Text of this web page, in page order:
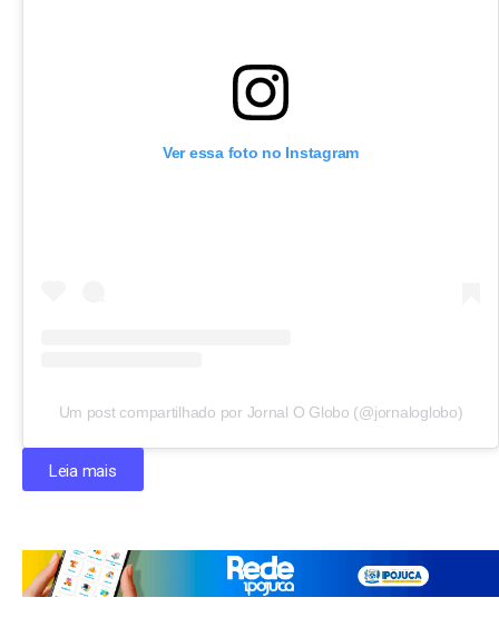
Ver essa foto no Instagram
Um post compartilhado por Jornal O Globo (@jornaloglobo)
Leia mais